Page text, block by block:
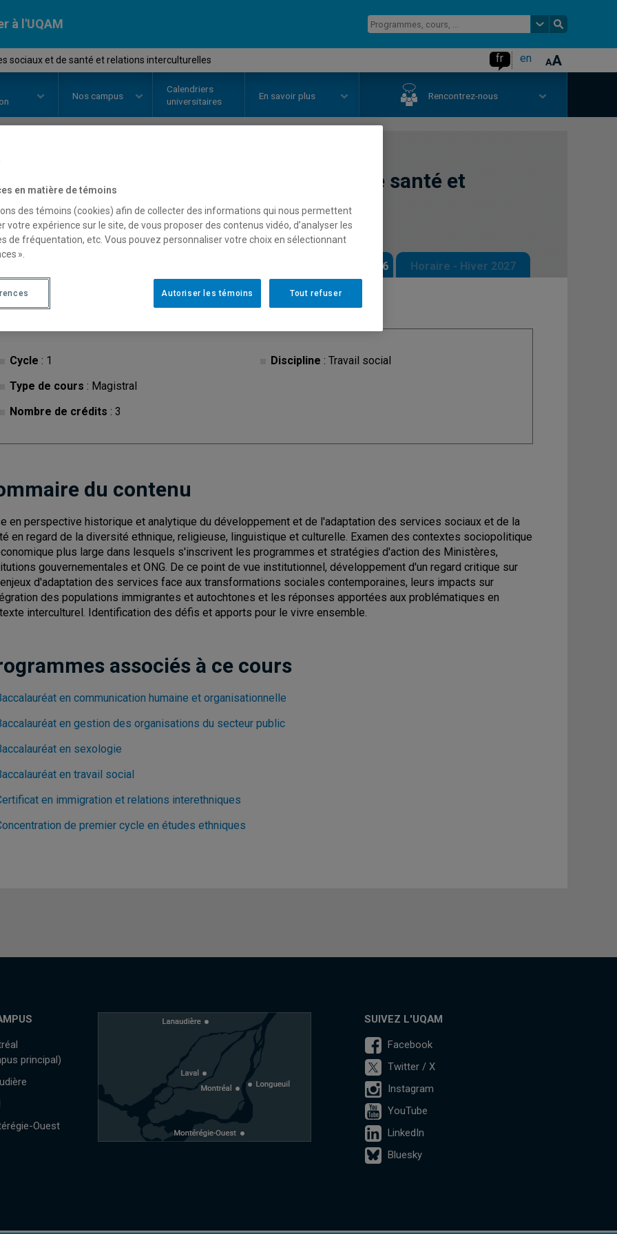
à l'UQAM
sociaux et de santé et relations interculturelles fr en
Nos campus
Calendriers
universitaires
En savoir plus Rencontrez-nous
TRS3250
Services sociaux et de santé et
relations interculturelles
Horaire - Automne 2026 Horaire - Hiver 2027
Cycle : 1
Type de cours : Magistral
Nombre de crédits : 3
Discipline : Travail social
du contenu
en perspective historique et analytique du développement et de l'adaptation des services sociaux et de la
en regard de la diversité ethnique, religieuse, linguistique et culturelle. Examen des contextes sociopolitique
plus large dans lesquels s'inscrivent les programmes et stratégies d'action des Ministères,
gouvernementales et ONG. De ce point de vue institutionnel, développement d'un regard critique sur
d'adaptation des services face aux transformations sociales contemporaines, leurs impacts sur
des populations immigrantes et autochtones et les réponses apportées aux problématiques en
interculturel. Identification des défis et apports pour le vivre ensemble.
associés à ce cours
en communication humaine et organisationnelle
en gestion des organisations du secteur public
en sexologie
en travail social
en immigration et relations interethniques
de premier cycle en études ethniques
principal)
Ouest
SUIVEZ L'UQAM
Facebook
Twitter / X
Instagram
YouTube
LinkedIn
Bluesky
en matière de témoins
des témoins (cookies) afin de collecter des informations qui nous permettent
votre expérience sur le site, de vous proposer des contenus vidéo, d’analyser les
de fréquentation, etc. Vous pouvez personnaliser votre choix en sélectionnant
».
Tout refuser
Autoriser les témoins